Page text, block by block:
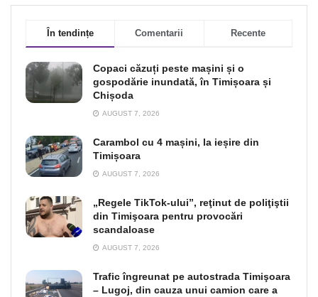
În tendințe Comentarii Recente
Copaci căzuți peste mașini și o
gospodărie inundată, în Timișoara și
Chișoda
AUGUST 7, 2026
Carambol cu 4 mașini, la ieșire din
Timișoara
AUGUST 7, 2026
„Regele TikTok-ului”, reţinut de poliţiştii
din Timişoara pentru provocări
scandaloase
AUGUST 7, 2026
Trafic îngreunat pe autostrada Timişoara
– Lugoj, din cauza unui camion care a